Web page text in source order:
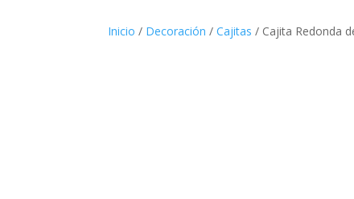
Inicio / Decoración /Cajitas / Cajita Redonda